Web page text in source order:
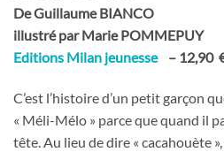
De Guillaume BIANCO
illustré par Marie POMMEPUY
Editions Milan jeunesse
– 12,90
C’est l’histoire d’un petit garçon
« Méli-Mélo » parce que quand il
tête. Au lieu de dire « cacahouète